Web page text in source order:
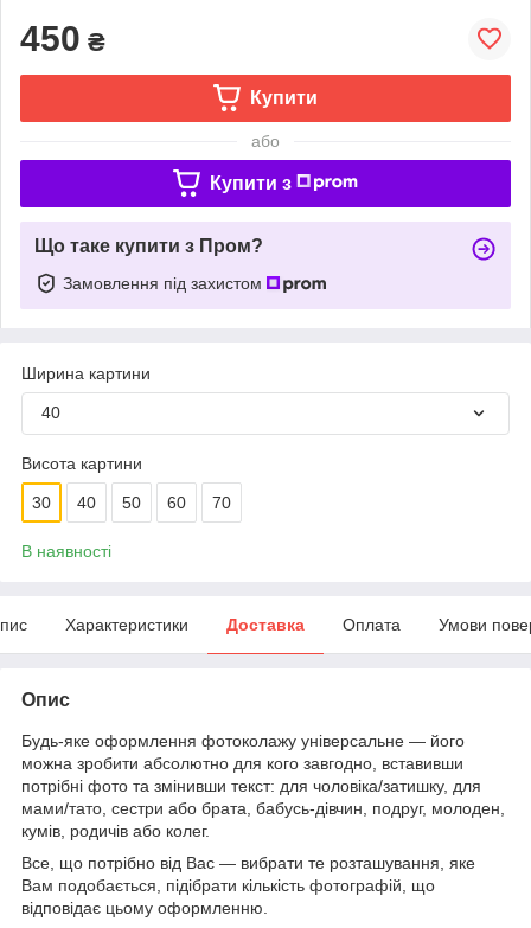
450 ₴
Купити
або
Купити з
Що таке купити з Пром?
Замовлення під захистом
Ширина картини
40
Висота картини
30 40 50 60 70
В наявності
Характеристики Доставка Оплата Умови
Опис
Будь-яке оформлення фотоколажу універсальне — його
можна зробити абсолютно для кого завгодно, вставивши
потрібні фото та змінивши текст: для чоловіка/затишку, для
мами/тато, сестри або брата, бабусь-дівчин, подруг, молоден,
кумів, родичів або колег.
Все, що потрібно від Вас — вибрати те розташування, яке
Вам подобається, підібрати кількість фотографій, що
відповідає цьому оформленню.